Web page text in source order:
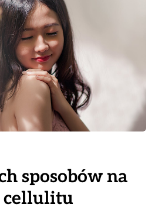
sposobów na
cellulitu